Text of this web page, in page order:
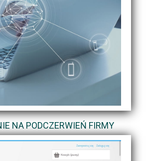
NA PODCZERWIEŃ FIRMY